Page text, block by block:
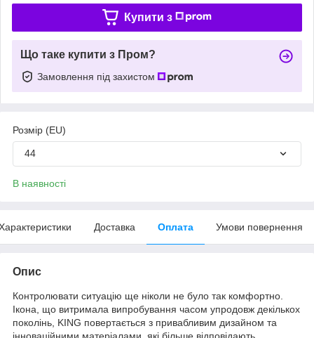
Купити з
Що таке купити з Пром?
Замовлення під захистом
Розмір (EU)
44
В наявності
Доставка Оплата Умови повернення
Опис
Контролювати ситуацію ще ніколи не було так комфортно.
Ікона, що витримала випробування часом упродовж декількох
поколінь, KING повертається з привабливим дизайном та
інноваційними матеріалами, які більше відповідають